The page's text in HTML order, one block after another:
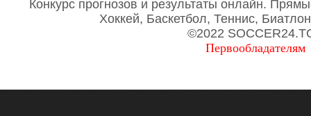
Конкурс прогнозов и результаты онлайн.
Хоккей, Баскетбол, Теннис,
©2022
Первообладателям